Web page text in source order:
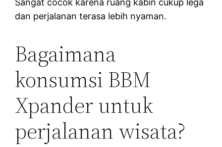
Sangat cocok karena ruang kabin cukup lega
dan perjalanan terasa lebih nyaman.
Bagaimana
konsumsi BBM
Xpander untuk
perjalanan wisata?